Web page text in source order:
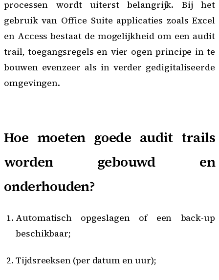
processen wordt uiterst belangrijk. Bij het
gebruik van Office Suite applicaties zoals Excel
en Access bestaat de mogelijkheid om een audit
trail, toegangsregels en vier ogen principe in te
bouwen evenzeer als in verder gedigitaliseerde
omgevingen.
Hoe moeten goede audit trails
worden gebouwd en
onderhouden?
Automatisch opgeslagen of een back-up
beschikbaar;
Tijdsreeksen (per datum en uur);